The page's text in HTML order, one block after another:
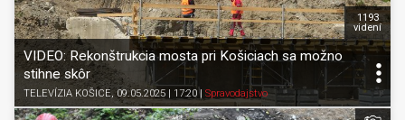
VIDEO: Rekonštrukcia mosta pri Košiciach sa možno
stihne skôr
TELEVÍZIA KOŠICE, 09.05.2025 | 17:20| Spravodajstvo
1193
videní